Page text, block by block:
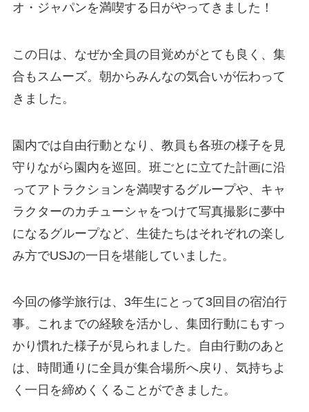
オ・ジャパンを満喫する日がやってきました！
この日は、なぜか全員の目覚めがとても良く、集
合もスムーズ。朝からみんなの気合いが伝わって
きました。
園内では自由行動となり、教員も各班の様子を見
守りながら園内を巡回。班ごとに立てた計画に沿
ってアトラクションを満喫するグループや、キャ
ラクターのカチューシャをつけて写真撮影に夢中
になるグループなど、生徒たちはそれぞれの楽し
み方でUSJの一日を堪能していました。
今回の修学旅行は、3年生にとって3回目の宿泊行
事。これまでの経験を活かし、集団行動にもすっ
かり慣れた様子が見られました。自由行動のあと
は、時間通りに全員が集合場所へ戻り、気持ちよ
く一日を締めくくることができました。